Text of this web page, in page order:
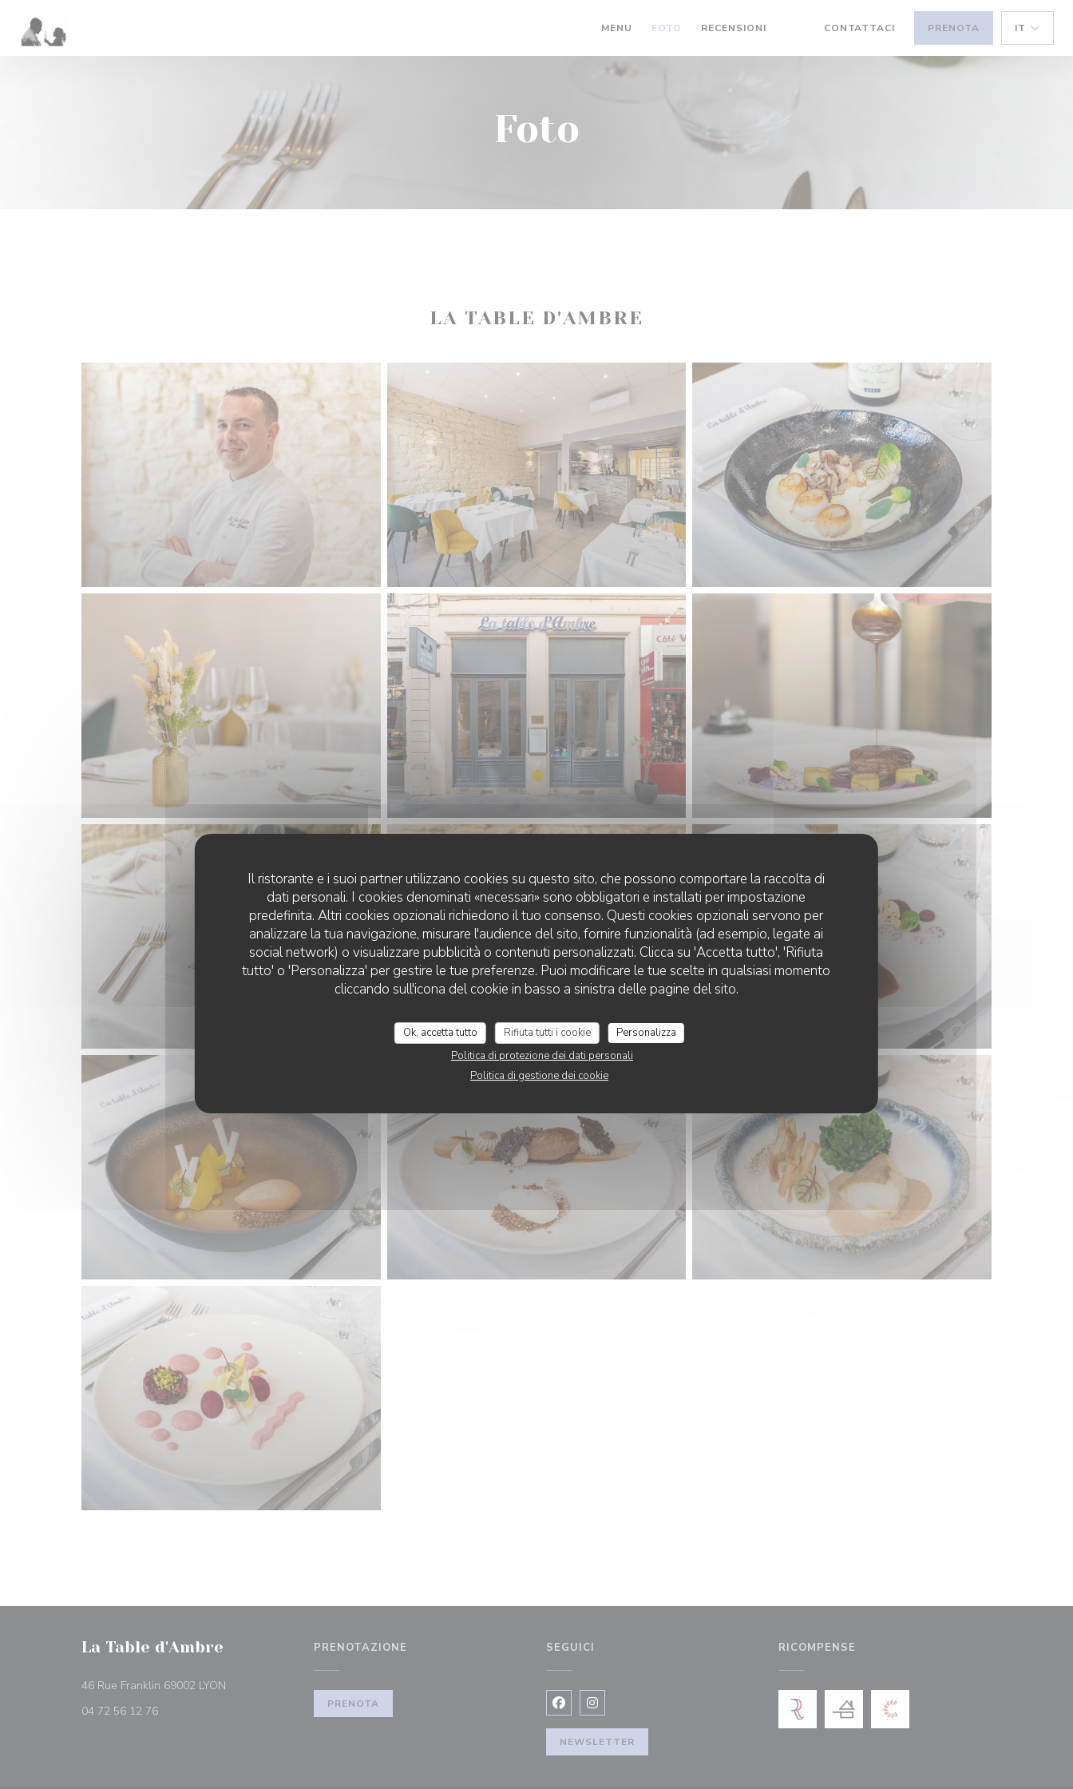
Il ristorante e i suoi partner utilizzano cookies su questo sito, che possono comportare la raccolta di
dati personali. I cookies denominati «necessari» sono obbligatori e installati per impostazione
predefinita. Altri cookies opzionali richiedono il tuo consenso. Questi cookies opzionali servono per
analizzare la tua navigazione, misurare l'audience del sito, fornire funzionalità (ad esempio, legate ai
social network) o visualizzare pubblicità o contenuti personalizzati. Clicca su 'Accetta tutto', 'Rifiuta
tutto' o 'Personalizza' per gestire le tue preferenze. Puoi modificare le tue scelte in qualsiasi momento
cliccando sull'icona del cookie in basso a sinistra delle pagine del sito.
Ok, accetta tutto Rifiuta tutti i cookie
Personalizza
Politica di protezione dei dati personali
Politica di gestione dei cookie
MENU FOTO RECENSIONI CONTATTACI PRENOTA IT
Foto
LA TABLE D'AMBRE
La Table d'Ambre
46 Rue Franklin 69002 LYON
04 72 56 12 76
PRENOTAZIONE
PRENOTA
SEGUICI
Facebook ((apre una nuova finestra))
Instagram ((apre una nuova finestra))
NEWSLETTER
RICOMPENSE